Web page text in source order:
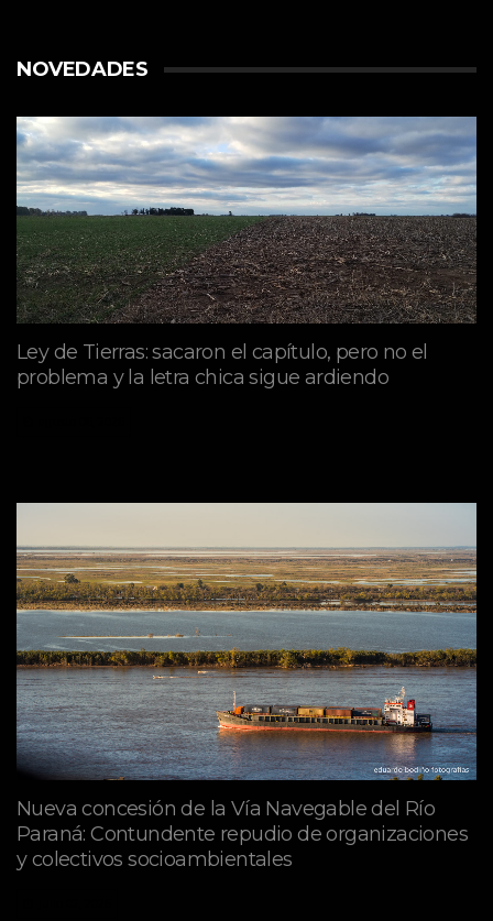
NOVEDADES
Ley de Tierras: sacaron el capítulo, pero no el
problema y la letra chica sigue ardiendo
Nueva concesión de la Vía Navegable del Río
Paraná: Contundente repudio de organizaciones
y colectivos socioambientales